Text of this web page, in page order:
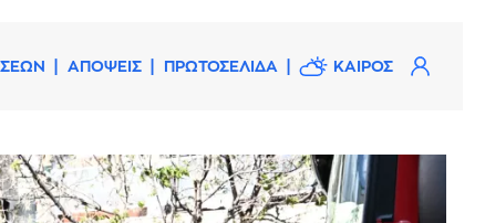
ΑΠΟΨΕΙΣ ΠΡΩΤΟΣΕΛΙΔΑ ΚΑΙΡΟΣ